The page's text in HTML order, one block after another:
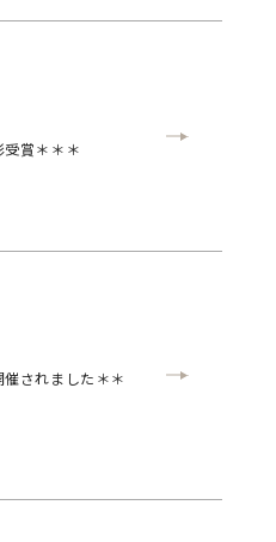
賞＊＊＊
されました＊＊